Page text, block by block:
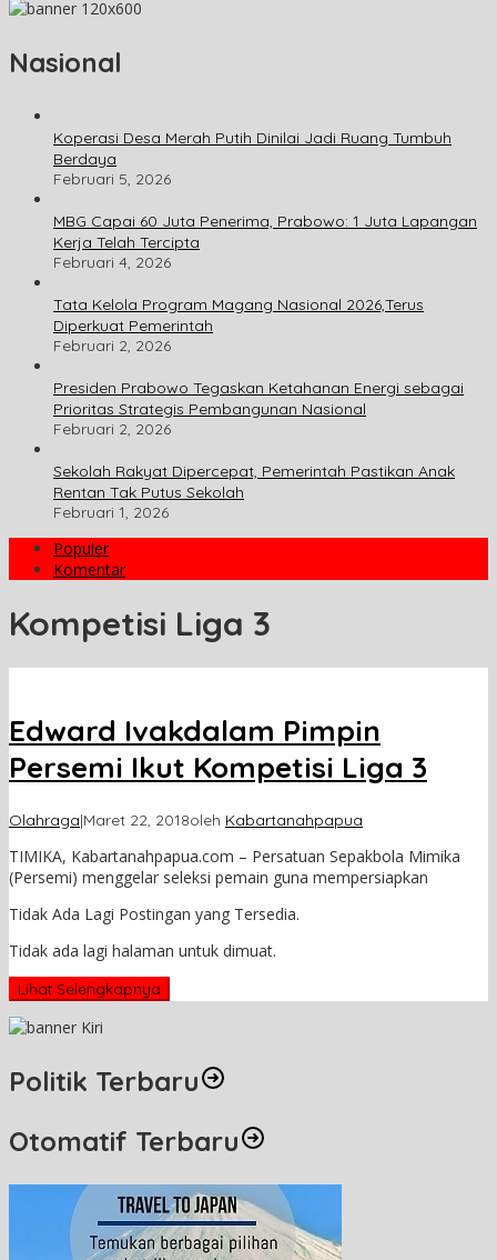
Nasional
Koperasi Desa Merah Putih Dinilai Jadi Ruang Tumbuh
Berdaya
Februari 5, 2026
MBG Capai 60 Juta Penerima, Prabowo: 1 Juta Lapangan
Kerja Telah Tercipta
Februari 4, 2026
Tata Kelola Program Magang Nasional 2026,Terus
Diperkuat Pemerintah
Februari 2, 2026
Presiden Prabowo Tegaskan Ketahanan Energi sebagai
Prioritas Strategis Pembangunan Nasional
Februari 2, 2026
Sekolah Rakyat Dipercepat, Pemerintah Pastikan Anak
Rentan Tak Putus Sekolah
Februari 1, 2026
Populer
Komentar
Kompetisi Liga 3
Edward Ivakdalam Pimpin
Persemi Ikut Kompetisi Liga 3
Olahraga|Maret 22, 2018oleh Kabartanahpapua
TIMIKA, Kabartanahpapua.com – Persatuan Sepakbola Mimika
(Persemi) menggelar seleksi pemain guna mempersiapkan
Tidak Ada Lagi Postingan yang Tersedia.
Tidak ada lagi halaman untuk dimuat.
Lihat Selengkapnya
Politik Terbaru
Otomatif Terbaru